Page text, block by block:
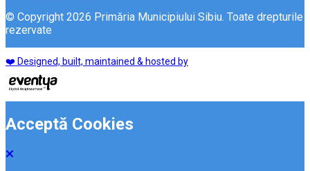
© Copyright 2026 Primăria Municipiului Sibiu. Toate drepturile
rezervate
❤️ Designed, built, maintained & hosted by
Acceptă Cookies